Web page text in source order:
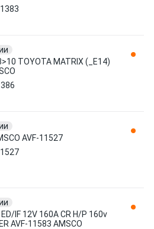
TOYOTA MATRIX (_E14)
AVF-11527
IF 12V 160A CR H/P 160v
AVF-11583 AMSCO